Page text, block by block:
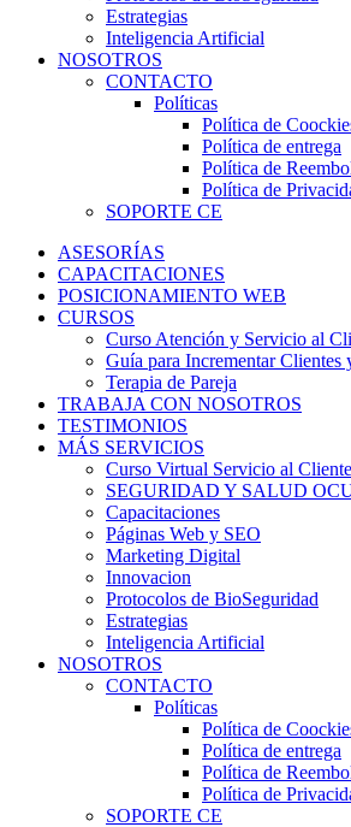
Estrategias
Inteligencia Artificial
NOSOTROS
CONTACTO
Políticas
Política de
Política de entrega
Política de
Política de
SOPORTE CE
ASESORÍAS
CAPACITACIONES
POSICIONAMIENTO WEB
CURSOS
Curso Atención y Servicio al
Guía para Incrementar Clientes
Terapia de Pareja
TRABAJA CON NOSOTROS
TESTIMONIOS
MÁS SERVICIOS
Curso Virtual Servicio al Cliente
SEGURIDAD Y SALUD
Capacitaciones
Páginas Web y SEO
Marketing Digital
Innovacion
Protocolos de BioSeguridad
Estrategias
Inteligencia Artificial
NOSOTROS
CONTACTO
Políticas
Política de
Política de entrega
Política de
Política de
SOPORTE CE